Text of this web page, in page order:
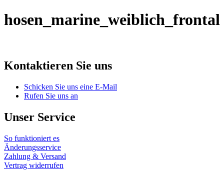
hosen_marine_weiblich_frontal
Kontaktieren Sie uns
Schicken Sie uns eine E-Mail
Rufen Sie uns an
Unser Service
So funktioniert es
Änderungsservice
Zahlung & Versand
Vertrag widerrufen